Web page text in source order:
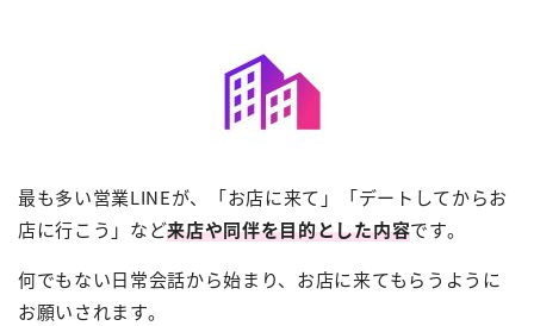
最も多い営業LINEが、「お店に来て」「デートしてからお
店に行こう」など来店や同伴を目的とした内容です。
何でもない日常会話から始まり、お店に来てもらうように
お願いされます。